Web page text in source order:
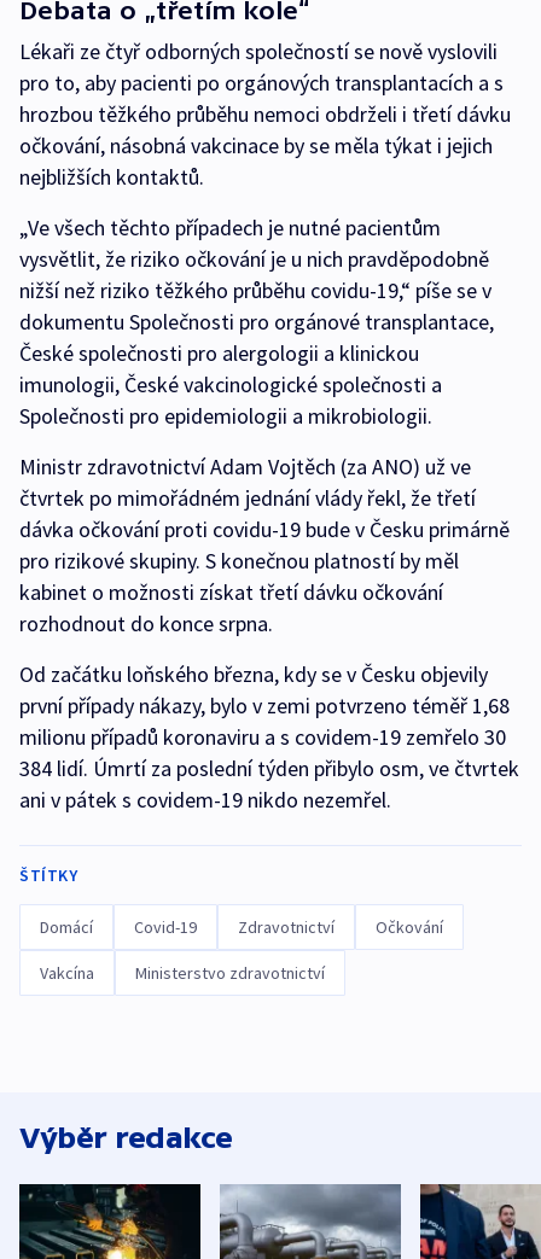
Debata o „třetím kole“
Lékaři ze čtyř odborných společností se nově vyslovili
pro to, aby pacienti po orgánových transplantacích a s
hrozbou těžkého průběhu nemoci obdrželi i třetí dávku
očkování, násobná vakcinace by se měla týkat i jejich
nejbližších kontaktů.
„Ve všech těchto případech je nutné pacientům
vysvětlit, že riziko očkování je u nich pravděpodobně
nižší než riziko těžkého průběhu covidu-19,“ píše se v
dokumentu Společnosti pro orgánové transplantace,
České společnosti pro alergologii a klinickou
imunologii, České vakcinologické společnosti a
Společnosti pro epidemiologii a mikrobiologii.
Ministr zdravotnictví Adam Vojtěch (za ANO) už ve
čtvrtek po mimořádném jednání vlády řekl, že třetí
dávka očkování proti covidu-19 bude v Česku primárně
pro rizikové skupiny. S konečnou platností by měl
kabinet o možnosti získat třetí dávku očkování
rozhodnout do konce srpna.
Od začátku loňského března, kdy se v Česku objevily
první případy nákazy, bylo v zemi potvrzeno téměř 1,68
milionu případů koronaviru a s covidem-19 zemřelo 30
384 lidí. Úmrtí za poslední týden přibylo osm, ve čtvrtek
ani v pátek s covidem-19 nikdo nezemřel.
ŠTÍTKY
Domácí Covid-19 Zdravotnictví Očkování
Vakcína Ministerstvo zdravotnictví
Výběr redakce